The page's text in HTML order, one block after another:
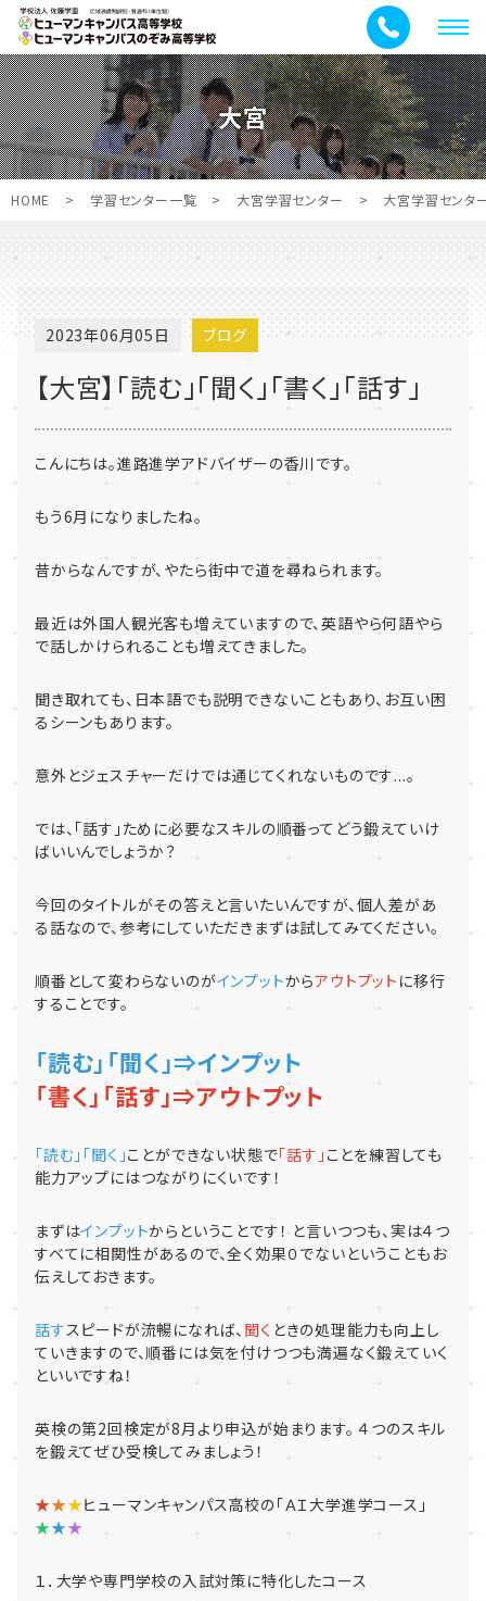
メ
ニ
ュ
ー
大宮
HOME > 学習センター一覧 > 大宮学習センター > 大宮学習センタ
2023年06月05日 ブログ
【大宮】「読む」「聞く」「書く」「話す」
こんにちは。進路進学アドバイザーの香川です。
もう6月になりましたね。
昔からなんですが、やたら街中で道を尋ねられます。
最近は外国人観光客も増えていますので、英語やら何語やら
で話しかけられることも増えてきました。
聞き取れても、日本語でも説明できないこともあり、お互い困
るシーンもあります。
意外とジェスチャーだけでは通じてくれないものです...。
では、「話す」ために必要なスキルの順番ってどう鍛えていけ
ばいいんでしょうか？
今回のタイトルがその答えと言いたいんですが、個人差があ
る話なので、参考にしていただきまずは試してみてください。
順番として変わらないのがインプットからアウトプット に移行
することです。
「読む」「聞く」⇒インプット
「書く」「話す」⇒アウトプット
「読む」「聞く」ことができない状態で「話す」 ことを練習しても
能力アップにはつながりにくいです！
まずはインプットからということです！ と言いつつも、実は４つ
すべてに相関性があるので、全く効果０でないということもお
伝えしておきます。
話すスピードが流暢になれば、 聞く ときの処理能力も向上し
ていきますので、順番には気を付けつつも満遍なく鍛えていく
といいですね！
英検の第2回検定が8月より申込が始まります。 ４つのスキル
を鍛えてぜひ受検してみましょう！
★★★ヒューマンキャンパス高校の「ＡＩ大学進学コース」
★★★
１．大学や専門学校の入試対策に特化したコース